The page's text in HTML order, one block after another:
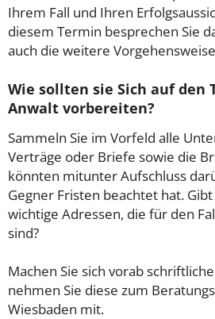
Ihrem Fall und Ihren
diesem Termin besprechen Sie
auch die weitere
Wie sollten sie Sich auf den
Anwalt vorbereiten?
Sammeln Sie im Vorfeld alle
Verträge oder Briefe sowie die
könnten mitunter Aufschluss
Gegner Fristen beachtet hat.
wichtige Adressen, die für den
sind?
Machen Sie sich vorab
nehmen Sie diese zum
Wiesbaden mit.